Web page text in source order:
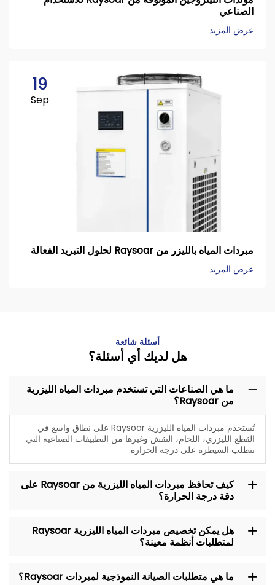
الصناعي
عرض المزيد
19
Sep
مبردات المياه بالليزر من Raysoar لحلول التبريد الفعالة
عرض المزيد
أسئلة شائعة
هل لديك أي أسئلة؟
ما هي الصناعات التي تستخدم مبردات المياه الليزرية
من Raysoar؟
تُستخدم مبردات المياه الليزرية Raysoar على نطاق واسع في
القطع الليزري، اللحام، النقش وغيرها من التطبيقات الصناعية التي
تتطلب السيطرة على درجة الحرارة.
كيف تحافظ مبردات المياه الليزرية من Raysoar على
دقة درجة الحرارة؟
هل يمكن تخصيص مبردات المياه الليزرية Raysoar
لمتطلبات أنظمة معينة؟
ما هي متطلبات الصيانة النموذجية لمبردات Raysoar؟